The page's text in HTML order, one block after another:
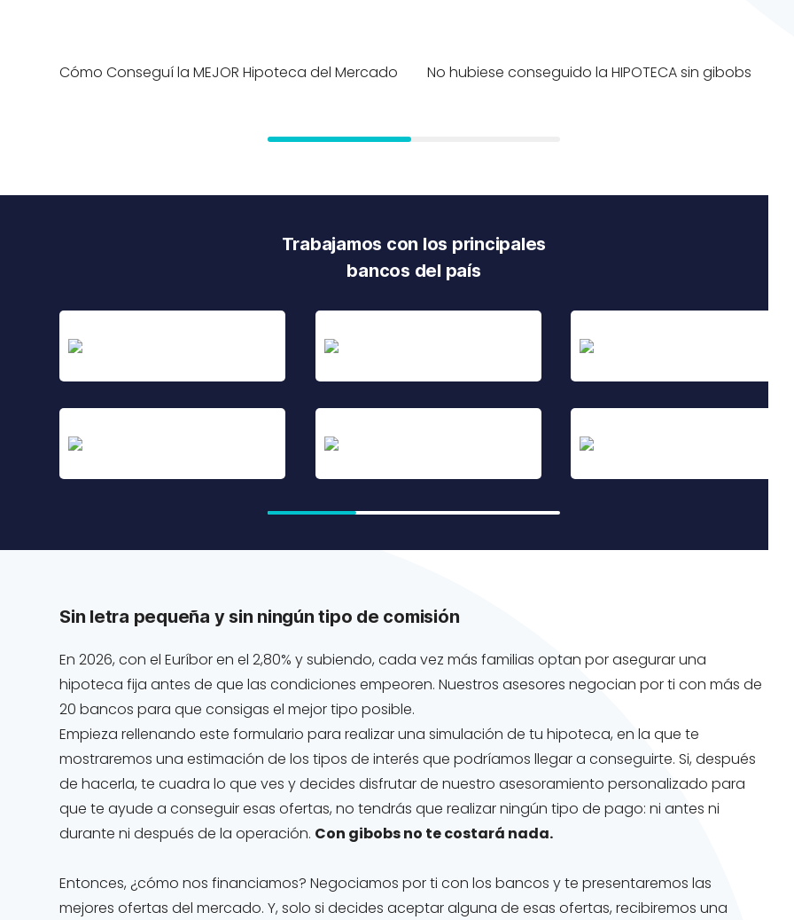
Cómo Conseguí la MEJOR Hipoteca del Mercado No hubiese conseguido la HIPOTECA sin gibobs
Trabajamos con los principales
bancos del país
Sin letra pequeña y sin ningún tipo de comisión
En 2026, con el Euríbor en el 2,80% y subiendo, cada vez más familias optan por asegurar una
hipoteca fija antes de que las condiciones empeoren. Nuestros asesores negocian por ti con más de
20 bancos para que consigas el mejor tipo posible.
Empieza rellenando este formulario para realizar una simulación de tu hipoteca, en la que te
mostraremos una estimación de los tipos de interés que podríamos llegar a conseguirte. Si, después
de hacerla, te cuadra lo que ves y decides disfrutar de nuestro asesoramiento personalizado para
que te ayude a conseguir esas ofertas, no tendrás que realizar ningún tipo de pago: ni antes ni
durante ni después de la operación. Con gibobs no te costará nada.
Entonces, ¿cómo nos financiamos? Negociamos por ti con los bancos y te presentaremos las
mejores ofertas del mercado. Y, solo si decides aceptar alguna de esas ofertas, recibiremos una